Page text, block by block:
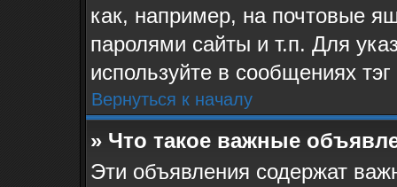
как, например, на почтовые
паролями сайты и т.п. Для
используйте в сообщениях
Вернуться к началу
» Что такое важные
Эти объявления содержат